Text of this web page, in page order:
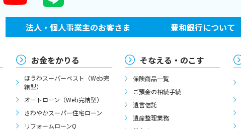
法人・個人事業主のお客さま 豊和銀行について
お金をかりる
ほうわスーパーベスト（Web完
結型）
オートローン（Web完結型）
さわやかスーパー住宅ローン
リフォームローンQ
そなえる・のこす
保険商品一覧
ご預金の相続手続
遺言信託
遺産整理業務